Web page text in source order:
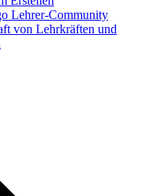
Lehrer-Community
von Lehrkräften und